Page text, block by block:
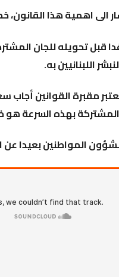
الى اهمية هذا
قبل تحويله للجان
اللبنانيين به.
مقبرة القوانين
بهذه السرعة هو
المواطنين بعيدا عن